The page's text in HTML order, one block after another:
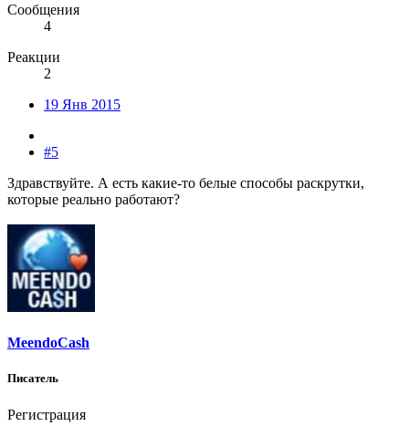
Сообщения
4
Реакции
2
19 Янв 2015
#5
Здравствуйте. А есть какие-то белые способы раскрутки,
которые реально работают?
MeendoCash
Писатель
Регистрация